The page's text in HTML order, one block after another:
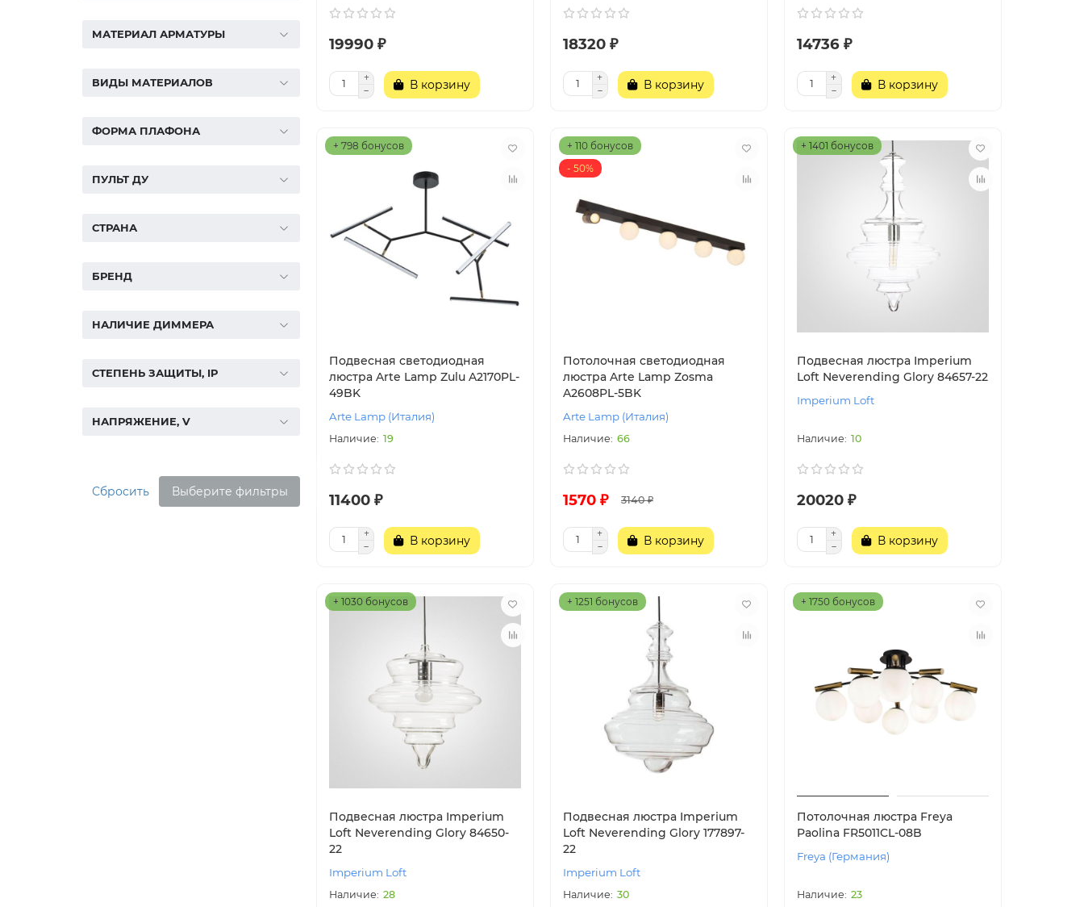
МАТЕРИАЛ АРМАТУРЫ
ВИДЫ МАТЕРИАЛОВ
ФОРМА ПЛАФОНА
ПУЛЬТ ДУ
СТРАНА
БРЕНД
НАЛИЧИЕ ДИММЕРА
СТЕПЕНЬ ЗАЩИТЫ, IP
НАПРЯЖЕНИЕ, V
Сбросить Выберите фильтры
19990 ₽
В корзину
18320 ₽
В корзину
14736 ₽
В корзину
+ 798 бонусов
Подвесная светодиодная
люстра Arte Lamp Zulu A2170PL-
49BK
Arte Lamp (Италия)
19
11400 ₽
В корзину
+ 110 бонусов
- 50%
Потолочная светодиодная
люстра Arte Lamp Zosma
A2608PL-5BK
Arte Lamp (Италия)
66
1570 ₽ 3140 ₽
В корзину
+ 1401 бонусов
Подвесная люстра Imperium
Loft Neverending Glory 84657-22
Imperium Loft
10
20020 ₽
В корзину
+ 1030 бонусов
Подвесная люстра Imperium
Loft Neverending Glory 84650-
22
Imperium Loft
28
+ 1251 бонусов
Подвесная люстра Imperium
Loft Neverending Glory 177897-
22
Imperium Loft
30
+ 1750 бонусов
Потолочная люстра Freya
Paolina FR5011CL-08B
Freya (Германия)
23